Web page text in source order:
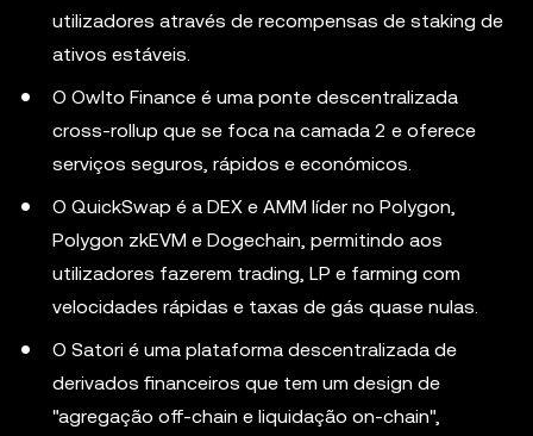
utilizadores através de recompensas de staking de
ativos estáveis.
O Owlto Finance é uma ponte descentralizada
cross-rollup que se foca na camada 2 e oferece
serviços seguros, rápidos e económicos.
O QuickSwap é a DEX e AMM líder no Polygon,
Polygon zkEVM e Dogechain, permitindo aos
utilizadores fazerem trading, LP e farming com
velocidades rápidas e taxas de gás quase nulas.
O Satori é uma plataforma descentralizada de
derivados financeiros que tem um design de
"agregação off-chain e liquidação on-chain",